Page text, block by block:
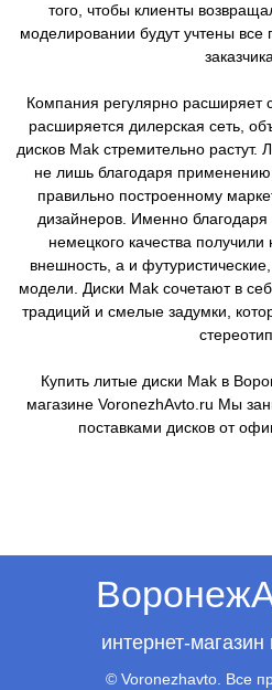
того, чтобы клиенты
моделировании будут учтены
Компания регулярно расширяет
расширяется дилерская сеть,
дисков Mak стремительно
не лишь благодаря
правильно построенному
дизайнеров. Именно
немецкого качества
внешность, а и
модели. Диски Mak сочетают в
традиций и смелые задумки,
Купить литые диски Mak в
магазине VoronezhAvto.ru Мы
поставками дисков от
интернет-
© Voronezhavto. Все